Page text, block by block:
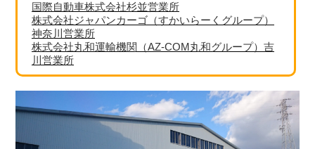
国際自動車株式会社杉並営業所
株式会社ジャパンカーゴ（すかいらーくグループ）
神奈川営業所
株式会社丸和運輸機関（AZ-COM丸和グループ）吉
川営業所